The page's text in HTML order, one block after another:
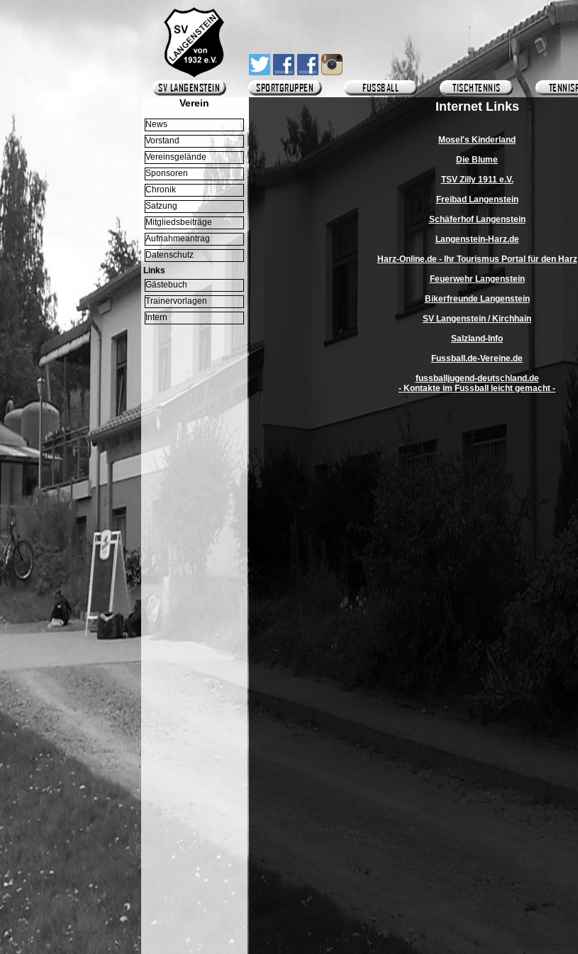
Verein
News
Vorstand
Vereinsgelände
Sponsoren
Chronik
Satzung
Mitgliedsbeiträge
Aufnahmeantrag
Datenschutz
Links
Gästebuch
Trainervorlagen
Intern
Internet Links
Mosel's Kinderland
Die Blume
TSV Zilly 1911 e.V.
Freibad Langenstein
Schäferhof Langenstein
Langenstein-Harz.de
Harz-Online.de - Ihr Tourismus Portal für den Harz
Feuerwehr Langenstein
Bikerfreunde Langenstein
SV Langenstein / Kirchhain
Salzland-Info
Fussball.de-Vereine.de
fussballjugend-deutschland.de
- Kontakte im Fussball leicht gemacht -